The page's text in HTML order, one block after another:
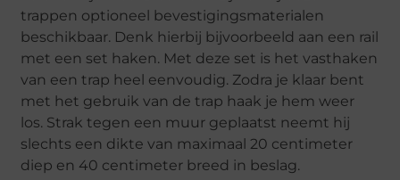
trappen optioneel bevestigingsmaterialen
beschikbaar. Denk hierbij bijvoorbeeld aan een rail
met een set haken. Met deze set is het vasthaken
van een trap heel eenvoudig. Zodra je klaar bent
met het gebruik van de trap haak je hem weer
los. Strak tegen een muur geplaatst neemt hij
slechts een dikte van maximaal 20 centimeter
diep en 40 centimeter breed in beslag.